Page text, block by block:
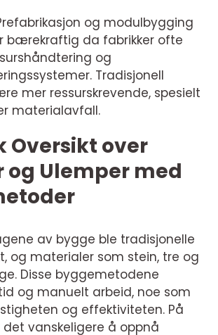
og modulbygging
bærekraftig da fabrikker ofte
og
Tradisjonell
mer ressurskrevende, spesielt
materialavfall.
Oversikt over
og Ulemper med
av bygge ble tradisjonelle
og materialer som stein, tre og
Disse byggemetodene
og manuelt arbeid, noe som
og effektiviteten. På
vanskeligere å oppnå